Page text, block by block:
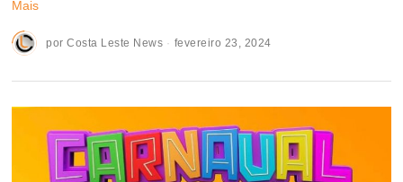
Mais
porCosta Leste News fevereiro 23, 2024